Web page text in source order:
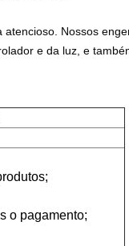
Nossos
e da luz, e
o pagamento;